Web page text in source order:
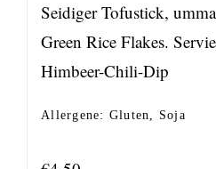
Seidiger Tofustick,
Green Rice Flakes.
Himbeer-Chili-Dip
Allergene: Gluten, Soja